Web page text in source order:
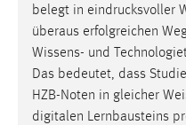
belegt in eindrucksvoller
überaus erfolgreichen
Wissens- und
Das bedeutet, dass
HZB-Noten in gleicher
digitalen Lernbausteins